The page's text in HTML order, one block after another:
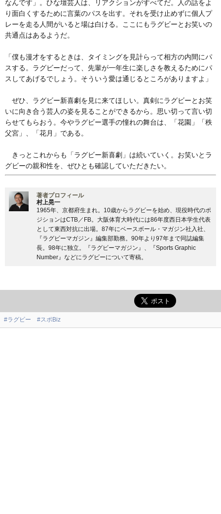
なんです」。ひな壇芸人は、リアクションがすべてだ。人の話をよ
り面白くするために言葉のパスを出す。それを受け止めずに個人プ
レーを走る人間がいると場は白ける。ここにもラグビーとお笑いの
共通点はあるようだ。
「僕も漫才をするときは、タイミングを見計らって相方の内間にパ
スする。ラグビーだって、先輩が一年生に楽しさを教えるためにパ
スしてあげるでしょう。そういう愛は通じるところがありますよ」
ぜひ、ラグビー新喜劇を見に来てほしい。真剣にラグビーとお笑
いに向き合う芸人の姿を見ることができるから。思い切って言い切
らせてもらおう。今やラグビー選手の憧れの舞台は、「花園」「秩
父宮」、「花月」である。
きっとこれからも「ラグビー新喜劇」は続いていく。お笑いとラ
グビーの親和性を、ぜひとも確認していただきたい。
著者プロフィール
村上晃一
1965年、京都府生まれ。10歳からラグビーを始め、現役時代のポ
ジションはCTB／FB。大阪体育大時代には86年度西日本学生代表
として東西対抗に出場。87年にベースボール・マガジン社入社、
『ラグビーマガジン』編集部勤務。90年より97年まで同誌編集
長。98年に独立。『ラグビーマガジン』、『Sports Graphic
Number』などにラグビーについて寄稿。
#ラグビー #スポBiz